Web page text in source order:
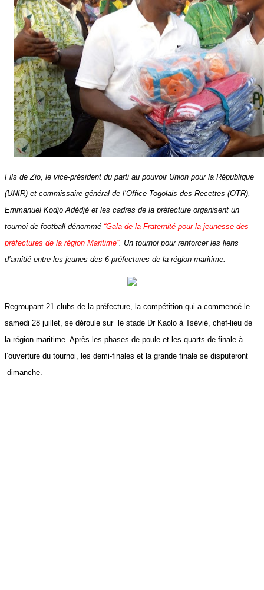
Fils de Zio, le vice-président du parti au pouvoir Union pour la République
(UNIR) et commissaire général de l’Office Togolais des Recettes (OTR),
Emmanuel Kodjo Adédjé et les cadres de la préfecture organisent un
tournoi de football dénommé “Gala de la Fraternité pour la jeunesse des
préfectures de la région Maritime”. Un tournoi pour renforcer les liens
d’amitié entre les jeunes des 6 préfectures de la région maritime.
Regroupant 21 clubs de la préfecture, la compétition qui a commencé le
samedi 28 juillet, se déroule sur le stade Dr Kaolo à Tsévié, chef-lieu de
la région maritime. Après les phases de poule et les quarts de finale à
l’ouverture du tournoi, les demi-finales et la grande finale se disputeront
dimanche.